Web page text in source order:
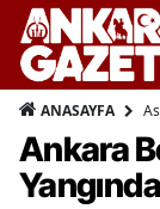
ANASAYFA
Ankara